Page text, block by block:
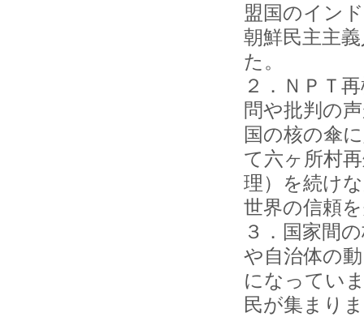
盟国のイン
朝鮮民主主
た。
２．ＮＰＴ
問や批判の
国の核の傘
て六ヶ所村
理）を続け
世界の信頼
３．国家間
や自治体の
になってい
民が集まり